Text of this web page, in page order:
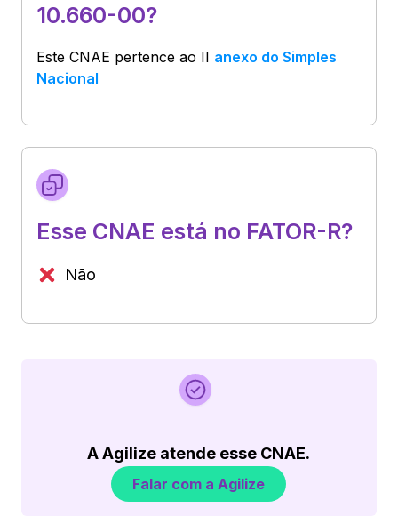
10.660-00?
Este CNAE pertence ao II anexo do Simples
Nacional
Esse CNAE está no FATOR-R?
Não
A Agilize atende esse CNAE.
Falar com a Agilize